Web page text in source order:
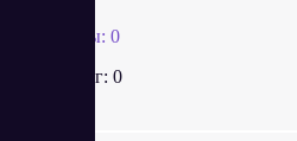
Отзывы: 0
Рейтинг: 0